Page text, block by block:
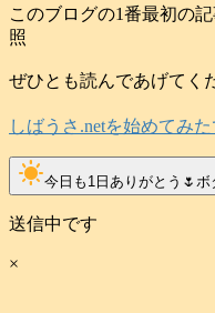
このブログの1番最初の
照
ぜひとも読んであげてく
しばうさ.netを始めてみた
clear_day今日も1日ありがとう🌷ボ
送信中です
×